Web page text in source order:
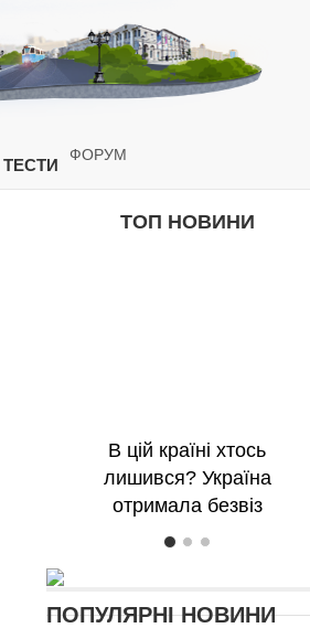
ТЕСТИ
ФОРУМ
ТОП НОВИНИ
В цій країні хтось
лишився? Україна
отримала безвіз
ПОПУЛЯРНІ НОВИНИ